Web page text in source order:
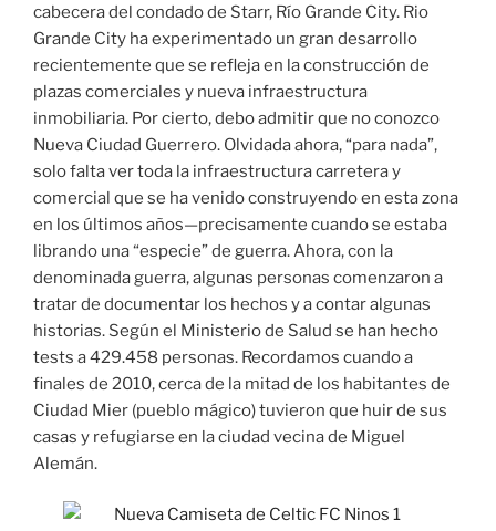
cabecera del condado de Starr, Río Grande City. Rio
Grande City ha experimentado un gran desarrollo
recientemente que se refleja en la construcción de
plazas comerciales y nueva infraestructura
inmobiliaria. Por cierto, debo admitir que no conozco
Nueva Ciudad Guerrero. Olvidada ahora, “para nada”,
solo falta ver toda la infraestructura carretera y
comercial que se ha venido construyendo en esta zona
en los últimos años—precisamente cuando se estaba
librando una “especie” de guerra. Ahora, con la
denominada guerra, algunas personas comenzaron a
tratar de documentar los hechos y a contar algunas
historias. Según el Ministerio de Salud se han hecho
tests a 429.458 personas. Recordamos cuando a
finales de 2010, cerca de la mitad de los habitantes de
Ciudad Mier (pueblo mágico) tuvieron que huir de sus
casas y refugiarse en la ciudad vecina de Miguel
Alemán.